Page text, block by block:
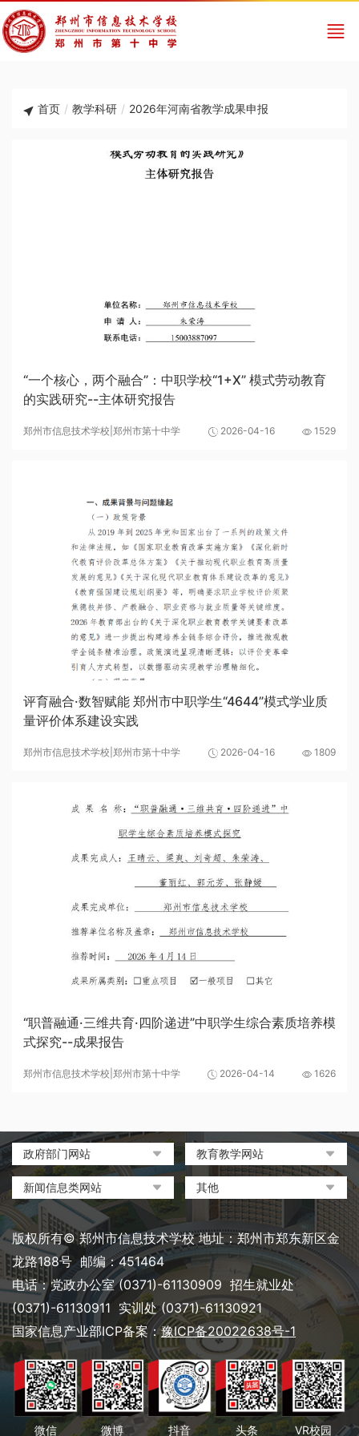
首页 / 教学科研 / 2026年河南省教学成果申报
“一个核心，两个融合”：中职学校“1+X” 模式劳动教育
的实践研究--主体研究报告
郑州市信息技术学校|郑州市第十中学 2026-04-16 1529
评育融合·数智赋能 郑州市中职学生“4644”模式学业质
量评价体系建设实践
郑州市信息技术学校|郑州市第十中学 2026-04-16 1809
“职普融通·三维共育·四阶递进”中职学生综合素质培养模
式探究--成果报告
郑州市信息技术学校|郑州市第十中学 2026-04-14 1626
政府部门网站
中国政府网
河南省人民政府
郑州市人民政府
教育教学网站
教育部政府门户网站
中国职业教育与成人教育网
河南省教育厅
河南省职业教育与成人教育
网
郑州市教育局政务网
郑州教育信息网
新闻信息类网站
环球网
凤凰网
搜狐
网易
新浪
其他
中央电化教育馆
中国教育和科研计算机网
电脑报
大象网|河南网络广播电视台
版权所有© 郑州市信息技术学校 地址：郑州市郑东新区金
龙路188号 邮编：451464
电话：党政办公室 (0371)-61130909 招生就业处
(0371)-61130911 实训处 (0371)-61130921
国家信息产业部ICP备案：豫ICP备20022638号-1
微信 微博 抖音 头条 VR校园